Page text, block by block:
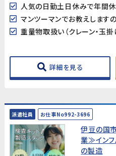
人気の日勤土日休みで年間
詳細を見る
派遣社員 お仕事No992-3696
伊豆の国
業≫インフ
の製造